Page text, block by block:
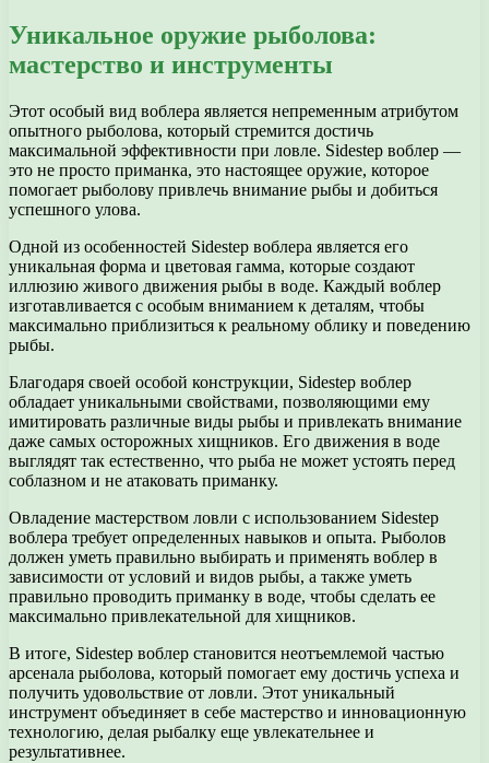
Уникальное оружие рыболова:
мастерство и инструменты
Этот особый вид воблера является непременным атрибутом
опытного рыболова, который стремится достичь
максимальной эффективности при ловле. Sidestep воблер —
это не просто приманка, это настоящее оружие, которое
помогает рыболову привлечь внимание рыбы и добиться
успешного улова.
Одной из особенностей Sidestep воблера является его
уникальная форма и цветовая гамма, которые создают
иллюзию живого движения рыбы в воде. Каждый воблер
изготавливается с особым вниманием к деталям, чтобы
максимально приблизиться к реальному облику и поведению
рыбы.
Благодаря своей особой конструкции, Sidestep воблер
обладает уникальными свойствами, позволяющими ему
имитировать различные виды рыбы и привлекать внимание
даже самых осторожных хищников. Его движения в воде
выглядят так естественно, что рыба не может устоять перед
соблазном и не атаковать приманку.
Овладение мастерством ловли с использованием Sidestep
воблера требует определенных навыков и опыта. Рыболов
должен уметь правильно выбирать и применять воблер в
зависимости от условий и видов рыбы, а также уметь
правильно проводить приманку в воде, чтобы сделать ее
максимально привлекательной для хищников.
В итоге, Sidestep воблер становится неотъемлемой частью
арсенала рыболова, который помогает ему достичь успеха и
получить удовольствие от ловли. Этот уникальный
инструмент объединяет в себе мастерство и инновационную
технологию, делая рыбалку еще увлекательнее и
результативнее.